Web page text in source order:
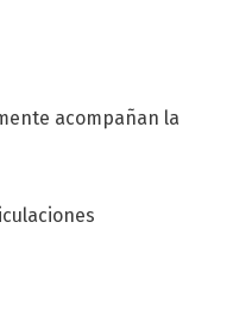
acompañan la